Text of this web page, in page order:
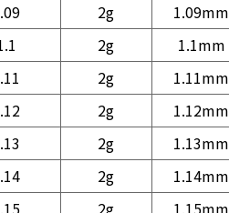
2g 1.09mm
2g 1.1mm
2g 1.11mm
2g 1.12mm
2g 1.13mm
2g 1.14mm
2g 1.15mm